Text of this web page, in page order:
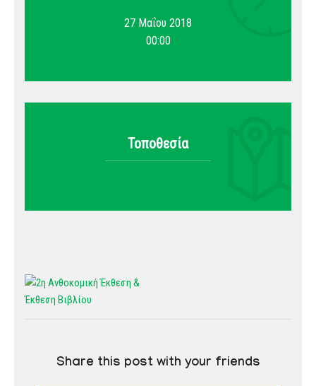
27 Μαΐου 2018
00:00
Τοποθεσία
Share this post with your friends